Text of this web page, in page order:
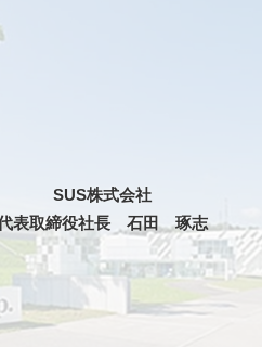
SUS株式会社
表取締役社長 石田 琢志